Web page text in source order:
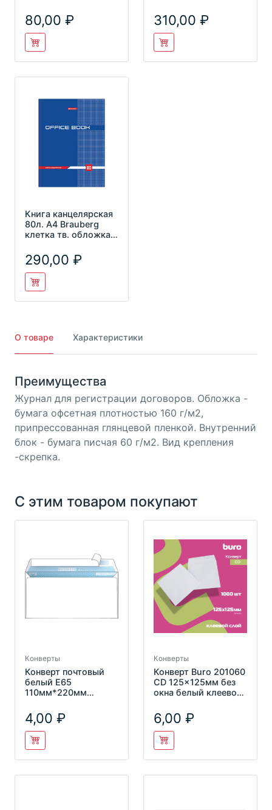
O.Spacе К-
80,00
бумвинил, цвет
синий,
310,00
Книга канцелярская
80л. А4 Brauberg
клетка тв. обложка
290,00
О товаре Характеристики
Преимущества
Журнал для регистрации договоров. Обложка -
бумага офсетная плотностью 160 г/м2,
припрессованная глянцевой пленкой. Внутренний
блок - бумага писчая 60 г/м2. Вид крепления
-скрепка.
С этим товаром покупают
Конверты
Конверт почтовый
белый E65
110мм*220мм
окна, о/п, с запечат
4,00
Конверты
Конверт Buro 201060
CD 125x125мм без
окна белый клеевой
6,00